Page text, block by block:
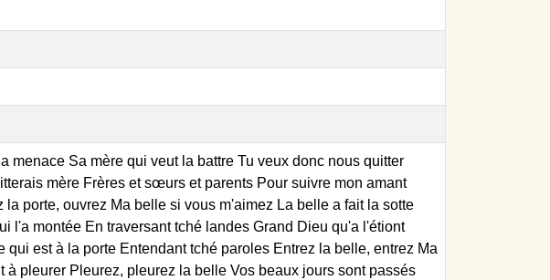
menace Sa mère qui veut la battre Tu veux donc nous quitter
mère Frères et sœurs et parents Pour suivre mon amant
porte, ouvrez Ma belle si vous m'aimez La belle a fait la sotte
l'a montée En traversant tché landes Grand Dieu qu'a l'étiont
est à la porte Entendant tché paroles Entrez la belle, entrez Ma
pleurer Pleurez, pleurez la belle Vos beaux jours sont passés